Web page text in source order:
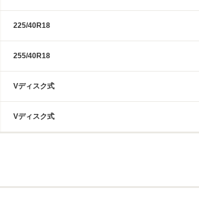
225/40R18
255/40R18
Vディスク式
Vディスク式